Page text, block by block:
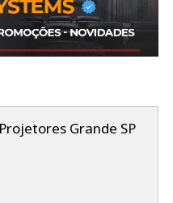
Projetores Grande SP